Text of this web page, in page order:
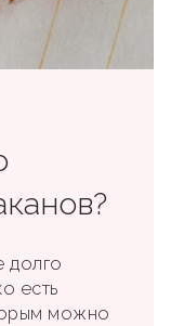
долго
есть
можно